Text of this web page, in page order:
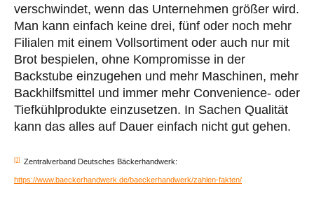
verschwindet, wenn das Unternehmen größer wird.
Man kann einfach keine drei, fünf oder noch mehr
Filialen mit einem Vollsortiment oder auch nur mit
Brot bespielen, ohne Kompromisse in der
Backstube einzugehen und mehr Maschinen, mehr
Backhilfsmittel und immer mehr Convenience- oder
Tiefkühlprodukte einzusetzen. In Sachen Qualität
kann das alles auf Dauer einfach nicht gut gehen.
[1] Zentralverband Deutsches Bäckerhandwerk:
https://www.baeckerhandwerk.de/baeckerhandwerk/zahlen-fakten/